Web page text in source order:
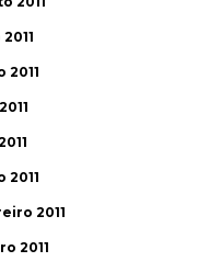
2011
2011
2011
2011